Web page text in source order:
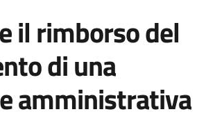
il rimborso del
di una
amministrativa